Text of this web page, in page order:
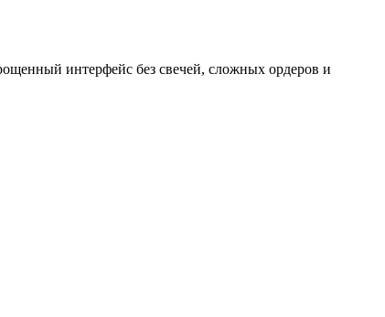
интерфейс без свечей, сложных ордеров и